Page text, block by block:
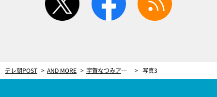
テレ朝POST AND MORE 宇賀なつみアナ「目が痛い！喉が痛い！」と絶叫！涙に耐えながら生まれる郷土の味 写真3